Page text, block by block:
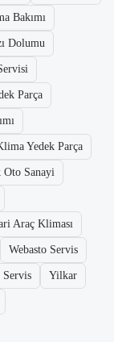
Bakımı
Dolumu
Parça
Yedek Parça
Oto Sanayi
Araç Kliması
Webasto Servis
Yilkar